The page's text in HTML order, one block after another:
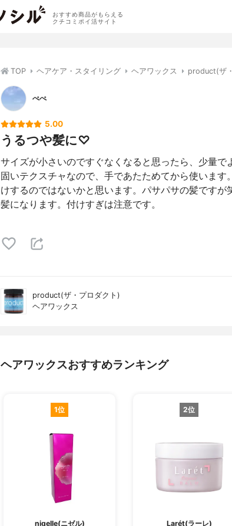
おすすめ商品がもらえる
クチコミポイ活サイト
TOP ヘアケア・スタイリング ヘアワックス product(ザ
ぺぺ
5.00
うるつや髪に♡
サイズが小さいのですぐなくなると思ったら、少量で
固いテクスチャなので、手であたためてから使います
けするのではないかと思います。パサパサの髪です
髪になります。付けすぎは注意です。
product(ザ・プロダクト)
ヘアワックス
ヘアワックスおすすめランキング
1位
nigelle(ニゼル)
2位
Larét(ラーレ)